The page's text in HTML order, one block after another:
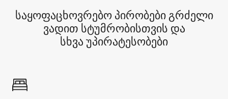
საყოფაცხოვრებო პირობები გრძელი
ვადით სტუმრობისთვის და
სხვა უპირატესობები